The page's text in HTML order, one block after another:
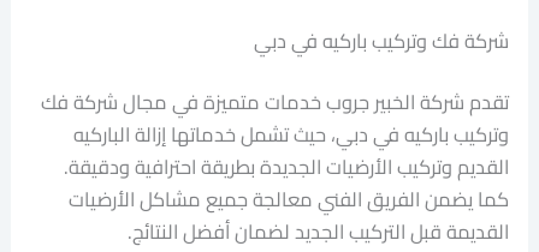
شركة فك وتركيب باركيه في دبي
تقدم شركة الخبير جروب خدمات متميزة في مجال شركة فك
وتركيب باركيه في دبي، حيث تشمل خدماتها إزالة الباركيه
القديم وتركيب الأرضيات الجديدة بطريقة احترافية ودقيقة.
كما يضمن الفريق الفني معالجة جميع مشاكل الأرضيات
القديمة قبل التركيب الجديد لضمان أفضل النتائج.